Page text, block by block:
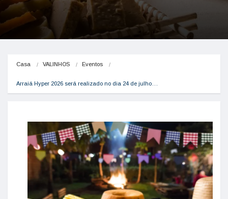
Casa VALINHOS Eventos
Arraiá Hyper 2026 será realizado no dia 24 de julho…